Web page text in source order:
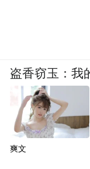
盗香窃玉：我
爽文